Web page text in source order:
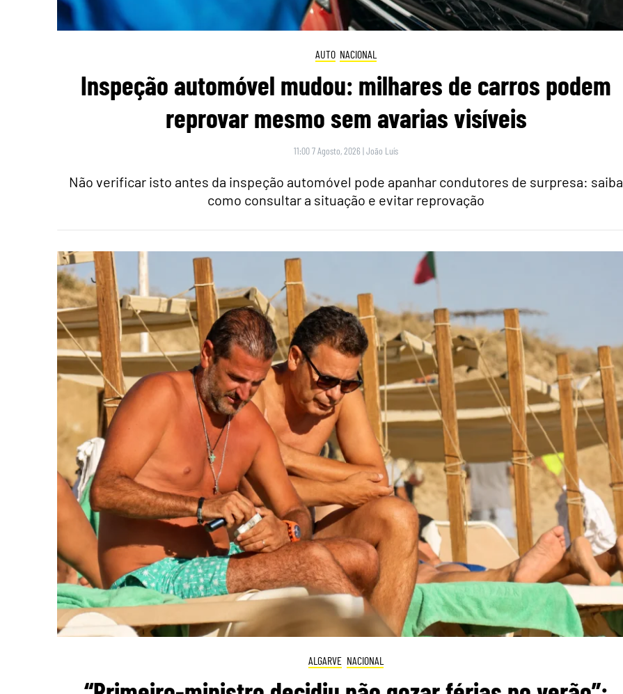
AUTO NACIONAL
Inspeção automóvel mudou: milhares de carros podem
reprovar mesmo sem avarias visíveis
11:00 7 Agosto, 2026 |João Luís
Não verificar isto antes da inspeção automóvel pode apanhar condutores de surpresa: saiba
como consultar a situação e evitar reprovação
ALGARVE NACIONAL